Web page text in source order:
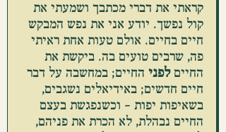
קראתי את דברי מכתבך ושמעתי את
קול נפשך. יודע אני את נפש המבקש
חיים בחיים. אולם טעות אחת ראיתי
פה, שרבים טועים בה. ביקשת את
החיים לפני החיים; במחשבה על דבר
חיים חדשים; באידיאלים נשגבים,
בשאיפות יפות – וכשנפגשת בעצם
החיים נבהלת, לא הכרת את פניהם,